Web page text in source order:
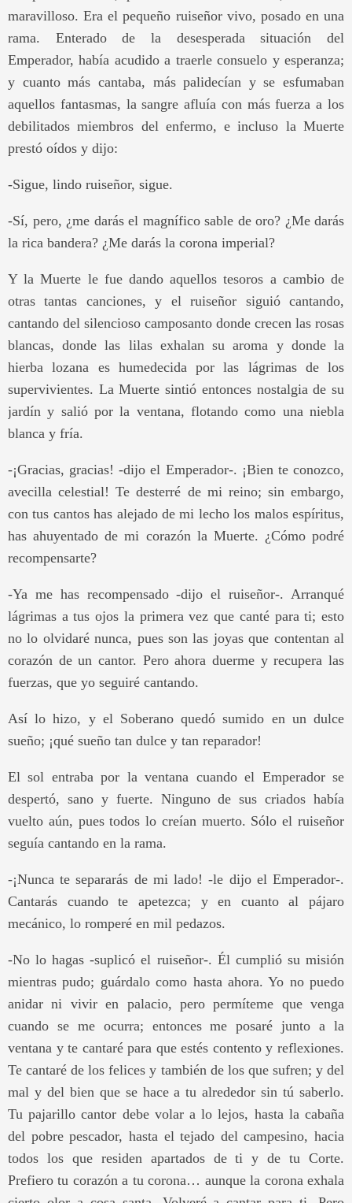
maravilloso. Era el pequeño ruiseñor vivo, posado en una
rama. Enterado de la desesperada situación del
Emperador, había acudido a traerle consuelo y esperanza;
y cuanto más cantaba, más palidecían y se esfumaban
aquellos fantasmas, la sangre afluía con más fuerza a los
debilitados miembros del enfermo, e incluso la Muerte
prestó oídos y dijo:
-Sigue, lindo ruiseñor, sigue.
-Sí, pero, ¿me darás el magnífico sable de oro? ¿Me darás
la rica bandera? ¿Me darás la corona imperial?
Y la Muerte le fue dando aquellos tesoros a cambio de
otras tantas canciones, y el ruiseñor siguió cantando,
cantando del silencioso camposanto donde crecen las rosas
blancas, donde las lilas exhalan su aroma y donde la
hierba lozana es humedecida por las lágrimas de los
supervivientes. La Muerte sintió entonces nostalgia de su
jardín y salió por la ventana, flotando como una niebla
blanca y fría.
-¡Gracias, gracias! -dijo el Emperador-. ¡Bien te conozco,
avecilla celestial! Te desterré de mi reino; sin embargo,
con tus cantos has alejado de mi lecho los malos espíritus,
has ahuyentado de mi corazón la Muerte. ¿Cómo podré
recompensarte?
-Ya me has recompensado -dijo el ruiseñor-. Arranqué
lágrimas a tus ojos la primera vez que canté para ti; esto
no lo olvidaré nunca, pues son las joyas que contentan al
corazón de un cantor. Pero ahora duerme y recupera las
fuerzas, que yo seguiré cantando.
Así lo hizo, y el Soberano quedó sumido en un dulce
sueño; ¡qué sueño tan dulce y tan reparador!
El sol entraba por la ventana cuando el Emperador se
despertó, sano y fuerte. Ninguno de sus criados había
vuelto aún, pues todos lo creían muerto. Sólo el ruiseñor
seguía cantando en la rama.
-¡Nunca te separarás de mi lado! -le dijo el Emperador-.
Cantarás cuando te apetezca; y en cuanto al pájaro
mecánico, lo romperé en mil pedazos.
-No lo hagas -suplicó el ruiseñor-. Él cumplió su misión
mientras pudo; guárdalo como hasta ahora. Yo no puedo
anidar ni vivir en palacio, pero permíteme que venga
cuando se me ocurra; entonces me posaré junto a la
ventana y te cantaré para que estés contento y reflexiones.
Te cantaré de los felices y también de los que sufren; y del
mal y del bien que se hace a tu alrededor sin tú saberlo.
Tu pajarillo cantor debe volar a lo lejos, hasta la cabaña
del pobre pescador, hasta el tejado del campesino, hacia
todos los que residen apartados de ti y de tu Corte.
Prefiero tu corazón a tu corona… aunque la corona exhala